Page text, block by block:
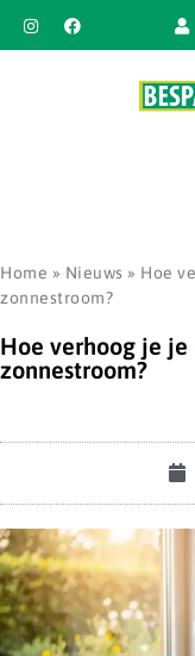
Home » Nieuws » Hoe
zonnestroom?
Hoe verhoog je
zonnestroom?